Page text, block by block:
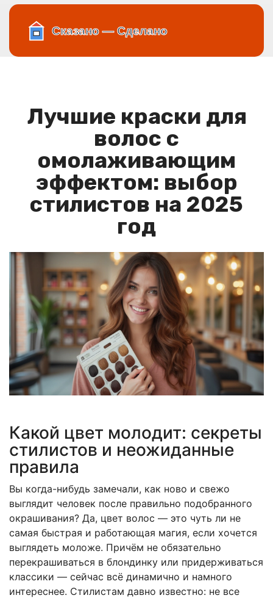
Лучшие краски для
волос с
омолаживающим
эффектом: выбор
стилистов на 2025
год
Какой цвет молодит: секреты
стилистов и неожиданные
правила
Вы когда-нибудь замечали, как ново и свежо
выглядит человек после правильно подобранного
окрашивания? Да, цвет волос — это чуть ли не
самая быстрая и работающая магия, если хочется
выглядеть моложе. Причём не обязательно
перекрашиваться в блондинку или придерживаться
классики — сейчас всё динамично и намного
интереснее. Стилистам давно известно: не все